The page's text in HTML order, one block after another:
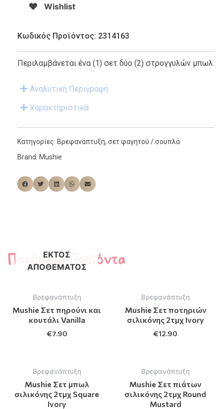
Wishlist
Κωδικός Προϊόντος: 2314163
Περιλαμβάνεται ένα (1) σετ δύο (2) στρογγυλών μπωλ
Αναλυτική Περιγραφή
Χαρακτηριστικά
Κατηγορίες: Βρεφανάπτυξη, σετ φαγητού / σουπλά
Brand: Mushie
Παρόμοια Προϊόντα
ΕΚΤΌΣ
ΑΠΟΘΈΜΑΤΟΣ
Βρεφανάπτυξη
Mushie Σετ πηρούνι και
κουτάλι Vanilla
€7.90
Βρεφανάπτυξη
Mushie Σετ ποτηριών
σιλικόνης 2τμχ Ivory
€12.90
Βρεφανάπτυξη
Mushie Σετ μπωλ
σιλικόνης 2τμχ Square
Ivory
Βρεφανάπτυξη
Mushie Σετ πιάτων
σιλικόνης 2τμχ Round
Mustard